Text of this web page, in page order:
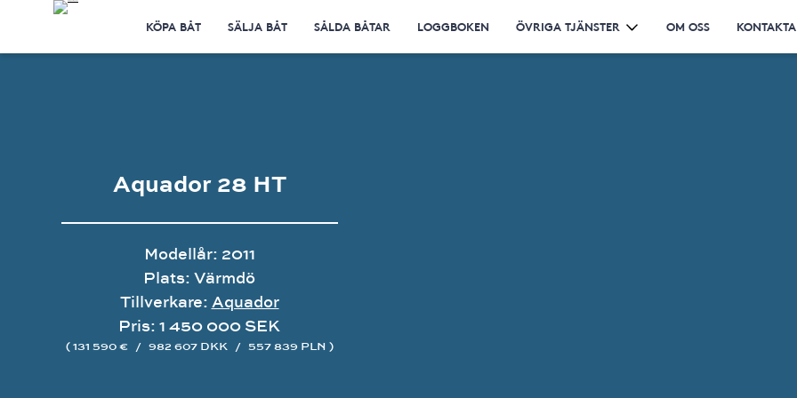
KÖPA BÅT SÄLJA BÅT SÅLDA BÅTAR LOGGBOKEN ÖVRIGA TJÄNSTER OM OSS
Aquador 28 HT
Modellår: 2011
Plats: Värmdö
Tillverkare: Aquador
Pris: 1 450 000 SEK
( 131 590 € / 982 607 DKK / 557 839 PLN )